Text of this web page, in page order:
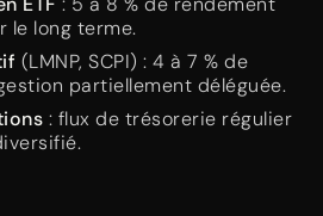
le long terme.
(LMNP, SCPI) : 4 à 7 % de
partiellement déléguée.
: flux de trésorerie régulier